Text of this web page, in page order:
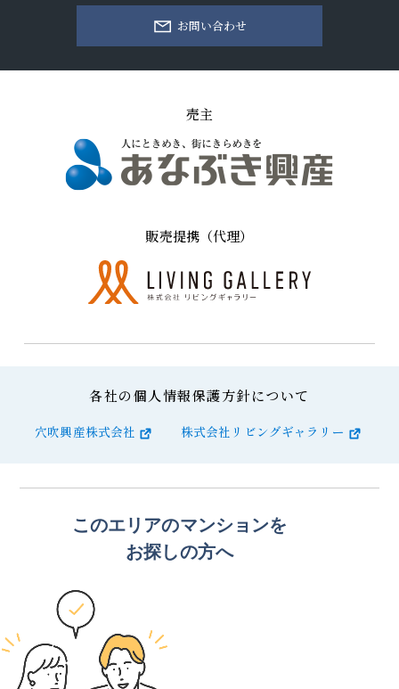
お問い合わせ
売主
販売提携（代理）
各社の個人情報保護方針について
穴吹興産株式会社 株式会社リビングギャラリー
このエリアのマンションを
お探しの方へ